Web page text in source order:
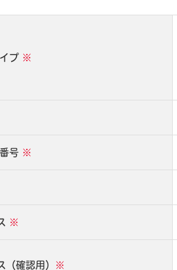
プ ※
号 ※
※
（確認用） ※